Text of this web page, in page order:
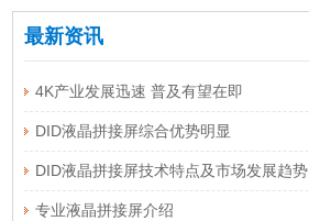
最新资讯
4K产业发展迅速 普及有望在即
DID液晶拼接屏综合优势明显
DID液晶拼接屏技术特点及市场发展趋势
专业液晶拼接屏介绍